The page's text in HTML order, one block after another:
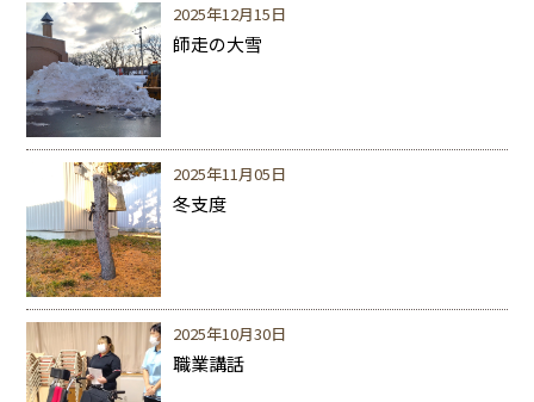
2025年12月15日
師走の大雪
2025年11月05日
冬支度
2025年10月30日
職業講話